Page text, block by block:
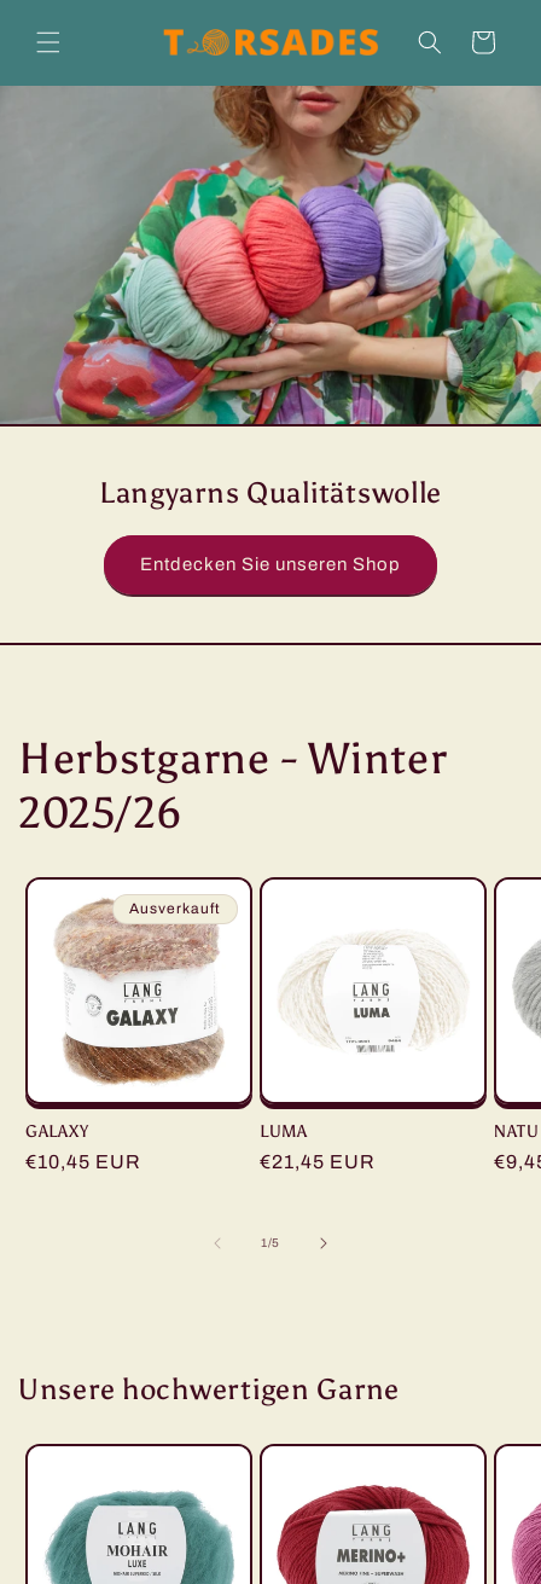
zum
Inhalt
Warenkorb
Langyarns Qualitätswolle
Entdecken Sie unseren Shop
Herbstgarne - Winter
2025/26
Ausverkauft
GALAXY
Normaler
€10,45 EUR
LUMA
Normaler
€21,45 EUR
1/von
5
Unsere hochwertigen Garne